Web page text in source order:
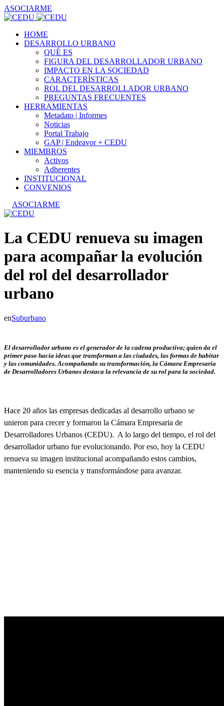
ASOCIARME
HOME
DESARROLLO URBANO
QUÉ ES
FIGURA DEL DESARROLLADOR URBANO
IMPACTO EN LA SOCIEDAD
CARACTERÍSTICAS
ROL DEL DESARROLLADOR URBANO
PREGUNTAS FRECUENTES
HERRAMIENTAS
Metadato | Informes
Noticias
Portal Trabajo
GAP | Endeavor + CEDU
MIEMBROS
Activos
Adherentes
INSTITUCIONAL
CONVENIOS
ASOCIARME
La CEDU renueva su imagen
para acompañar la evolución
del rol del desarrollador
urbano
enSuburbano
El desarrollador urbano es el generador de la cadena productiva; quien da el
primer paso hacia ideas que transforman a las ciudades, las formas de habitar
y las comunidades. Acompañando su transformación, la Cámara Empresaria
de Desarrolladores Urbanos destaca la relevancia de su rol para la sociedad.
Hace 20 años las empresas dedicadas al desarrollo urbano se
unieron para crecer y formaron la Cámara Empresaria de
Desarrolladores Urbanos (CEDU). A lo largo del tiempo, el rol del
desarrollador urbano fue evolucionando. Por eso, hoy la CEDU
renueva su imagen institucional acompañando estos cambios,
manteniendo su esencia y transformándose para avanzar.